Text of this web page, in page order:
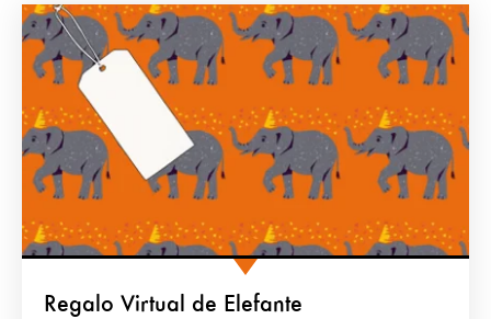
Regalo Virtual de Elefante